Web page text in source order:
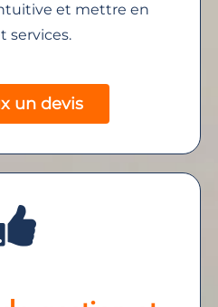
et mettre en
services.
un devis